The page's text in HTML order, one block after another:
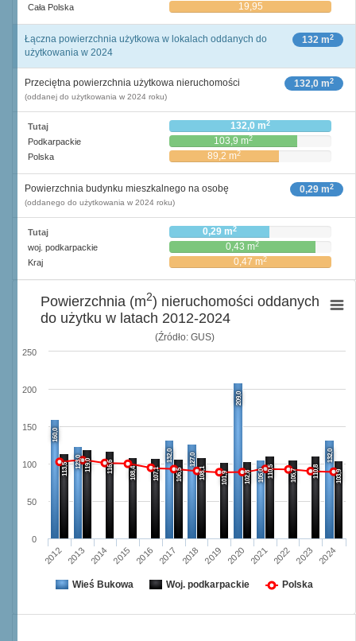
Cała Polska 19,95
132 m2
Łączna powierzchnia użytkowa w lokalach oddanych do
użytkowania w 2024
132,0 m2
Przeciętna powierzchnia użytkowa nieruchomości
(oddanej do użytkowania w 2024 roku)
Tutaj 132,0 m2
Podkarpackie 103,9 m2
Polska 89,2 m2
0,29 m2
Powierzchnia budynku mieszkalnego na osobę
(oddanego do użytkowania w 2024 roku)
Tutaj 0,29 m2
woj. podkarpackie 0,43 m2
Kraj 0,47 m2
(Źródło: GUS)
160,0
123,0
132,0 127,0
209,0
105,0
132,0
113,5
119,0 116,6 108,4 107,1 106,5 108,1 101,9 102,8 110,5 105,7 110,8 103,9
2012 2013 2014 2015 2016 2017 2018 2019 2020 2021 2022 2023 2024
0
50
100
150
200
250
Powierzchnia (m2) nieruchomości oddanych
do użytku w latach 2012-2024
Wieś Bukowa Woj. podkarpackie Polska